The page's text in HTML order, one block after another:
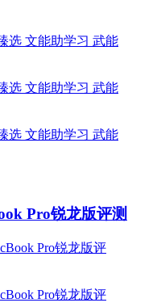
Pro锐龙版评测